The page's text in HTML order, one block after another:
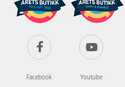
Facebook Youtube